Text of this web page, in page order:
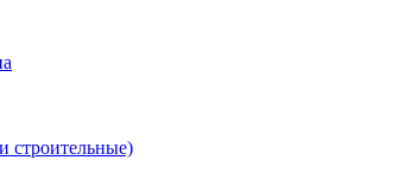
строительные)